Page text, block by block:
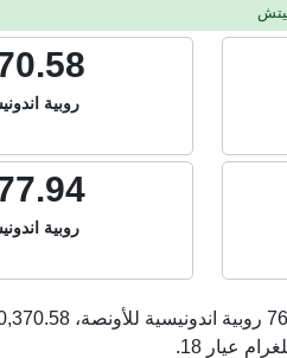
روبية
روبية
روبية اندونيسية للأونصة،
عيار 18.